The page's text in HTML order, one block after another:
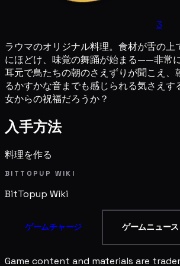
3
ラウマのオリジナル料理。食材が舌の上
にほどけ、味覚の舞踊が始まる——非常
耳元で鳥たちの朝のさえずりが聞こえ、
るかすかな音までも感じられる気さえ
女からの祝福だろうか？
入手方法
料理を作る
BITTOPUP WIKI
BitTopup Wiki
ゲームチャージ ゲームニュース
Game content and materials are